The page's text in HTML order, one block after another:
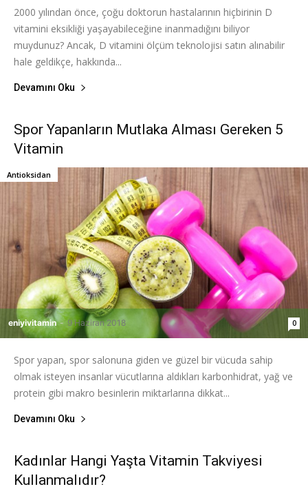
2000 yılından önce, çoğu doktorun hastalarının hiçbirinin D
vitamini eksikliği yaşayabileceğine inanmadığını biliyor
muydunuz? Ancak, D vitamini ölçüm teknolojisi satın alınabilir
hale geldikçe, hakkında...
Devamını Oku
Spor Yapanların Mutlaka Alması Gereken 5
Vitamin
eniyivitamin - 9 Haziran 2018 0
Antioksidan
Spor yapan, spor salonuna giden ve güzel bir vücuda sahip
olmak isteyen insanlar vücutlarına aldıkları karbonhidrat, yağ ve
protein gibi makro besinlerin miktarlarına dikkat...
Devamını Oku
Kadınlar Hangi Yaşta Vitamin Takviyesi
Kullanmalıdır?